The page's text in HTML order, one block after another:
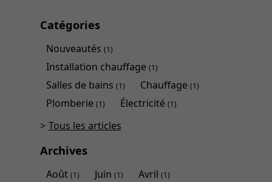
Catégories
Nouveautés (1)
Installation chauffage (1)
Salles de bains (1) Chauffage(1)
Plomberie (1) Électricité(1)
Tous les articles
Archives
Août (1) Juin(1) Avril(1)
doivent être anticipés. Retrouvez nos
vos travaux et éviter les mauvaises surprises.